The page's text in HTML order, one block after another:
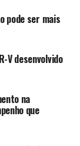
pode ser mais
V desenvolvido
na
que